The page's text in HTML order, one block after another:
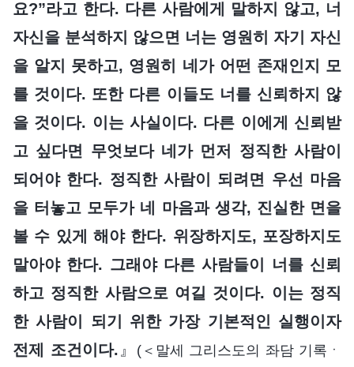
요?”라고 한다. 다른 사람에게 말하지 않고, 너
자신을 분석하지 않으면 너는 영원히 자기 자신
을 알지 못하고, 영원히 네가 어떤 존재인지 모
를 것이다. 또한 다른 이들도 너를 신뢰하지 않
을 것이다. 이는 사실이다. 다른 이에게 신뢰받
고 싶다면 무엇보다 네가 먼저 정직한 사람이
되어야 한다. 정직한 사람이 되려면 우선 마음
을 터놓고 모두가 네 마음과 생각, 진실한 면을
볼 수 있게 해야 한다. 위장하지도, 포장하지도
말아야 한다. 그래야 다른 사람들이 너를 신뢰
하고 정직한 사람으로 여길 것이다. 이는 정직
한 사람이 되기 위한 가장 기본적인 실행이자
전제 조건이다. 』
(＜말세 그리스도의 좌담 기록ㆍ